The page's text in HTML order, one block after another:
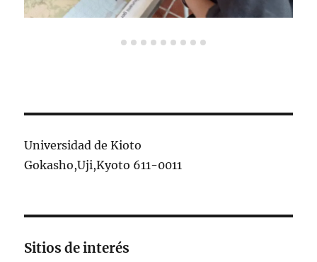
Universidad de Kioto
Gokasho,Uji,Kyoto 611-0011
Sitios de interés